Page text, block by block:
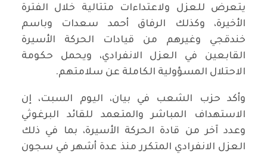
يتعرض للعزل ولاعتداءات متتالية خلال الفترة
الأخيرة، وكذلك الرفاق أحمد سعدات وباسم
خندقجي وغيرهم من قيادات الحركة الأسيرة
القابعين في العزل الانفرادي، ويحمل حكومة
الاحتلال المسؤولية الكاملة عن سلامتهم.
وأكد حزب الشعب في بيان، اليوم السبت، إن
الاستهداف المباشر والمتعمد للقائد البرغوثي
وعدد آخر من قادة الحركة الأسيرة، بما في ذلك
العزل الانفرادي المتكرر منذ عدة أشهر في سجون